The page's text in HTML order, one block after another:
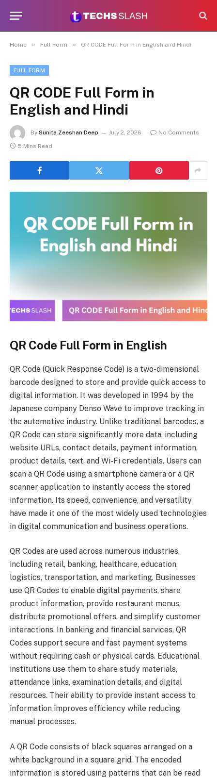
Home » Full Form » QR CODE Full Form in English and Hindi
FULL FORM
QR CODE Full Form in
English and Hindi
By Sunita Zeeshan Deep July 2, 2026
No Comments
5 Mins Read
QR Code Full Form in English
QR Code (Quick Response Code) is a two-dimensional
barcode designed to store and provide quick access to
digital information. It was developed in 1994 by the
Japanese company Denso Wave to improve tracking in
the automotive industry. Unlike traditional barcodes, a
QR Code can store significantly more data, including
website URLs, contact details, payment information,
product details, text, and Wi-Fi credentials. Users can
scan a QR Code using a smartphone camera or a QR
scanner application to instantly access the stored
information. Its speed, convenience, and versatility
have made it one of the most widely used technologies
in digital communication and business operations.
QR Codes are used across numerous industries,
including retail, banking, healthcare, education,
logistics, transportation, and marketing. Businesses
use QR Codes to enable digital payments, share
product information, provide restaurant menus,
distribute promotional offers, and simplify customer
interactions. In banking and financial services, QR
Codes support secure and fast payment systems
without requiring cash or physical cards. Educational
institutions use them to share study materials,
attendance links, examination details, and digital
resources. Their ability to provide instant access to
information improves efficiency while reducing
manual processes.
A QR Code consists of black squares arranged on a
white background in a square grid. The encoded
information is stored using patterns that can be read